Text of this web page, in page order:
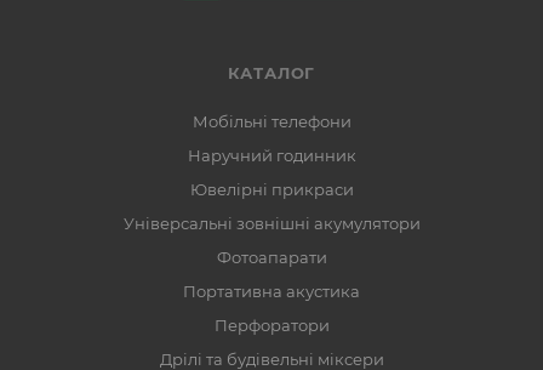
КАТАЛОГ
Мобільні телефони
Наручний годинник
Ювелірні прикраси
Універсальні зовнішні акумулятори
Фотоапарати
Портативна акустика
Перфоратори
Дрілі та будівельні міксери